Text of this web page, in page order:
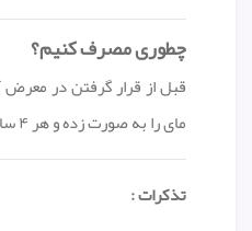
چطوری مصرف کنیم؟
قبل از قرار گرفتن در
مای را به صورت زده و هر ۴ ساعت تمدید نمایید.
تذکرات :